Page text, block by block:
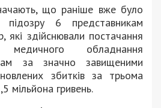
що раніше вже було
6 представникам
які здійснювали постачання
медичного обладнання
за значно завищеними
збитків за трьома
мільйона гривень.